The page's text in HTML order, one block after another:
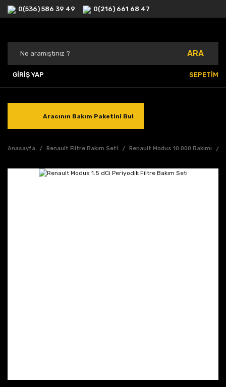
0(536) 586 39 49 0(216) 661 68 47
ARA
GİRİŞ YAP SEPETİM
Aracının Bakım Paketini Bul
Anasayfa Renault Filtre Bakım Seti Renault Modus 10.000 Bakımı